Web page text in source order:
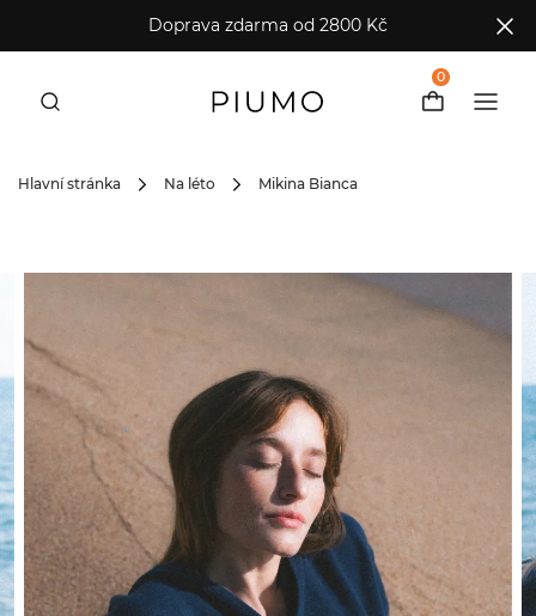
Doprava zdarma od 2800 Kč
0
Hlavní stránka Na léto Mikina Bianca